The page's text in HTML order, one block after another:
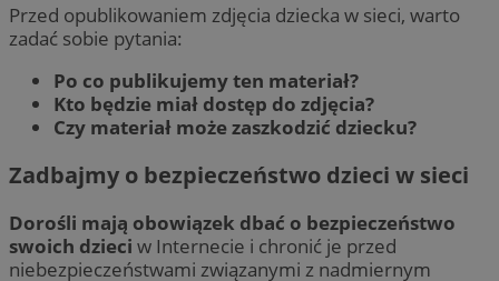
Przed opublikowaniem zdjęcia dziecka w sieci, warto
zadać sobie pytania:
Po co publikujemy ten materiał?
Kto będzie miał dostęp do zdjęcia?
Czy materiał może zaszkodzić dziecku?
Zadbajmy o bezpieczeństwo dzieci w sieci
Dorośli mają obowiązek dbać o bezpieczeństwo
swoich dzieci w Internecie i chronić je przed
niebezpieczeństwami związanymi z nadmiernym